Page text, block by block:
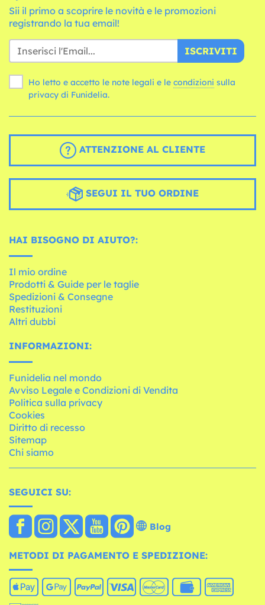
Sii il primo a scoprire le novità e le promozioni
registrando la tua email!
ISCRIVITI
Ho letto e accetto le note legali e le condizioni
privacy di Funidelia.
ATTENZIONE AL CLIENTE
SEGUI IL TUO ORDINE
HAI BISOGNO DI AIUTO?:
Il mio ordine
Prodotti & Guide per le taglie
Spedizioni & Consegne
Restituzioni
Altri dubbi
INFORMAZIONI:
Funidelia nel mondo
Avviso Legale e Condizioni di Vendita
Politica sulla privacy
Cookies
Diritto di recesso
Sitemap
Chi siamo
SEGUICI SU:
Blog
METODI DI PAGAMENTO E SPEDIZIONE: